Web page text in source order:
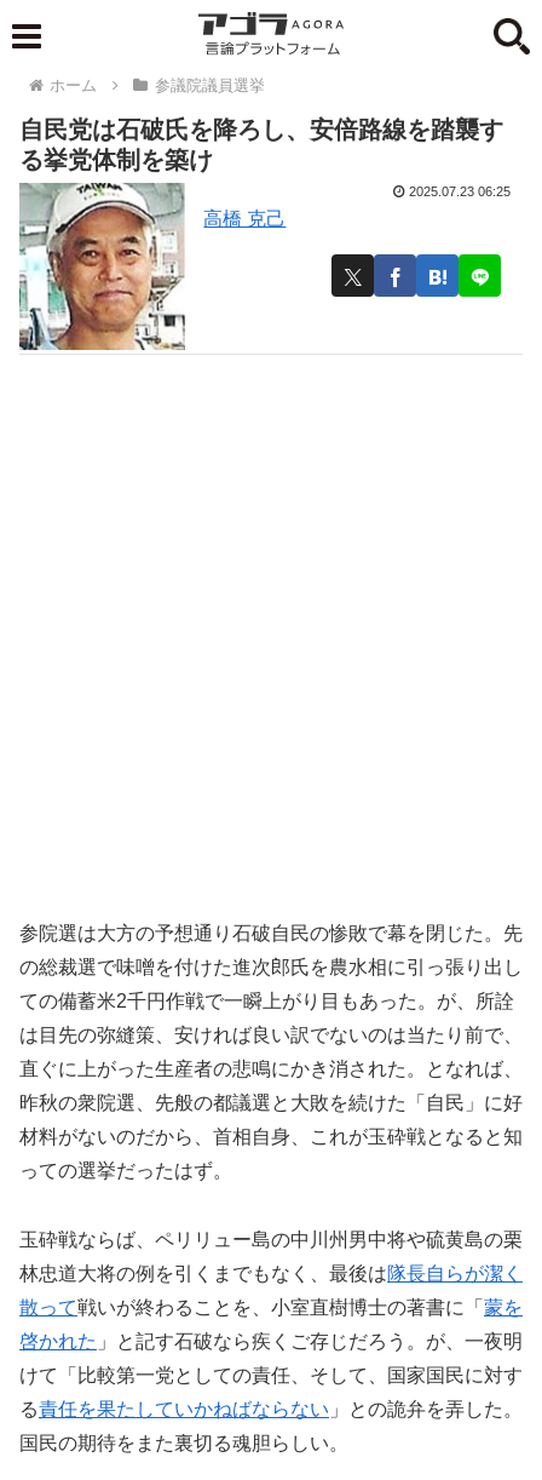
ホーム 参議院議員選挙
自民党は石破氏を降ろし、安倍路線を踏襲す
る挙党体制を築け
高橋 克己
2025.07.23 06:25
参院選は大方の予想通り石破自民の惨敗で幕を閉じた。先
の総裁選で味噌を付けた進次郎氏を農水相に引っ張り出し
ての備蓄米2千円作戦で一瞬上がり目もあった。が、所詮
は目先の弥縫策、安ければ良い訳でないのは当たり前で、
直ぐに上がった生産者の悲鳴にかき消された。となれば、
昨秋の衆院選、先般の都議選と大敗を続けた「自民」に好
材料がないのだから、首相自身、これが玉砕戦となると知
っての選挙だったはず。
玉砕戦ならば、ペリリュー島の中川州男中将や硫黄島の栗
林忠道大将の例を引くまでもなく、最後は隊長自らが潔く
散って戦いが終わることを、小室直樹博士の著書に「 蒙を
啓かれた 」と記す石破なら疾くご存じだろう。が、一夜明
けて「比較第一党としての責任、そして、国家国民に対す
る責任を果たしていかねばならない 」との詭弁を弄した。
国民の期待をまた裏切る魂胆らしい。